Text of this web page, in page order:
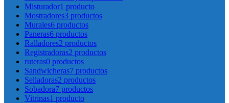
Misturador1 producto
Mostradores3 productos
Murales6 productos
Paneras6 productos
Ralladores2 productos
Registradoras2 productos
ruteras0 productos
Sandwicheras7 productos
Selladoras2 productos
Sobadora7 productos
Vitrinas1 producto